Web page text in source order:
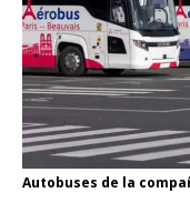
Autobuses de la